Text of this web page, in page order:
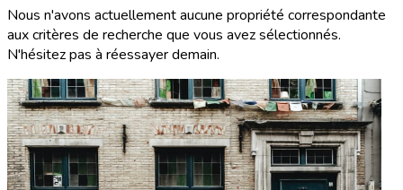
Nous n'avons actuellement aucune propriété correspondante
aux critères de recherche que vous avez sélectionnés.
N'hésitez pas à réessayer demain.